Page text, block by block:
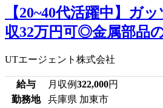
【20~40代活躍中】ガ
収32万円可◎金属部品
UTエージェント株式会社
給与 月収例322,000円
勤務地
兵庫県 加東市